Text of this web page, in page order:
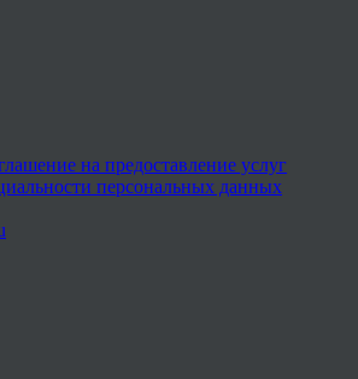
на предоставление услуг
персональных данных